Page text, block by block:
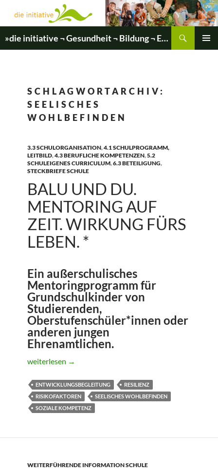
Inhalt
springen
»die initiative ¬ Gesundheit ¬ Bildung ¬ Entwicklung«
SCHLAGWORTARCHIV:
SEELISCHES
WOHLBEFINDEN
3.3 SCHULORGANISATION,4.1 SCHULPROGRAMM,
LEITBILD,4.3 BERUFLICHE KOMPETENZEN,5.2
SCHULEIGENES CURRICULUM,6.3 BETEILIGUNG,
STECKBRIEFE SCHULE
BALU UND DU.
MENTORING AUF
ZEIT. WIRKUNG FÜRS
LEBEN. *
Ein außerschulisches
Mentoringprogramm für
Grundschulkinder von
Studierenden,
Oberstufenschüler*innen oder
anderen jungen
Ehrenamtlichen.
Balu und Du. Mentoring auf Zeit. Wirkung fürs Leben. *
weiterlesen →
ENTWICKLUNGSBEGLEITUNG
RESILIENZ
RISIKOFAKTOREN
SEELISCHES WOHLBEFINDEN
SOZIALE KOMPETENZ
WEITERFÜHRENDE INFORMATION SCHULE